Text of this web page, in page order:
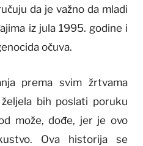
da je važno da mladi
iz jula 1995. godine i
očuva.
prema svim žrtvama
bih poslati poruku
može, dođe, jer je ovo
Ova historija se